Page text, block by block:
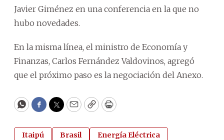
Javier Giménez en una conferencia en la que no
hubo novedades.
En la misma línea, el ministro de Economía y
Finanzas, Carlos Fernández Valdovinos, agregó
que el próximo paso es la negociación del Anexo.
WhatsApp
Facebook
Twitter
EmailCopyPrint
Itaipú Brasil Energía Eléctrica